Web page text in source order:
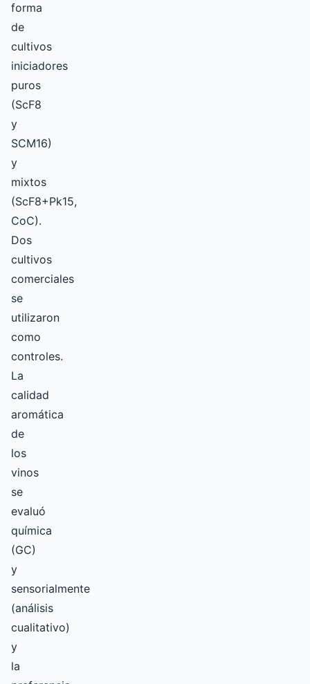
forma
de
cultivos
iniciadores
puros
(ScF8
y
SCM16)
y
mixtos
(ScF8+Pk15,
CoC).
Dos
cultivos
comerciales
se
utilizaron
como
controles.
La
calidad
aromática
de
los
vinos
se
evaluó
química
(GC)
y
sensorialmente
(análisis
cualitativo)
y
la